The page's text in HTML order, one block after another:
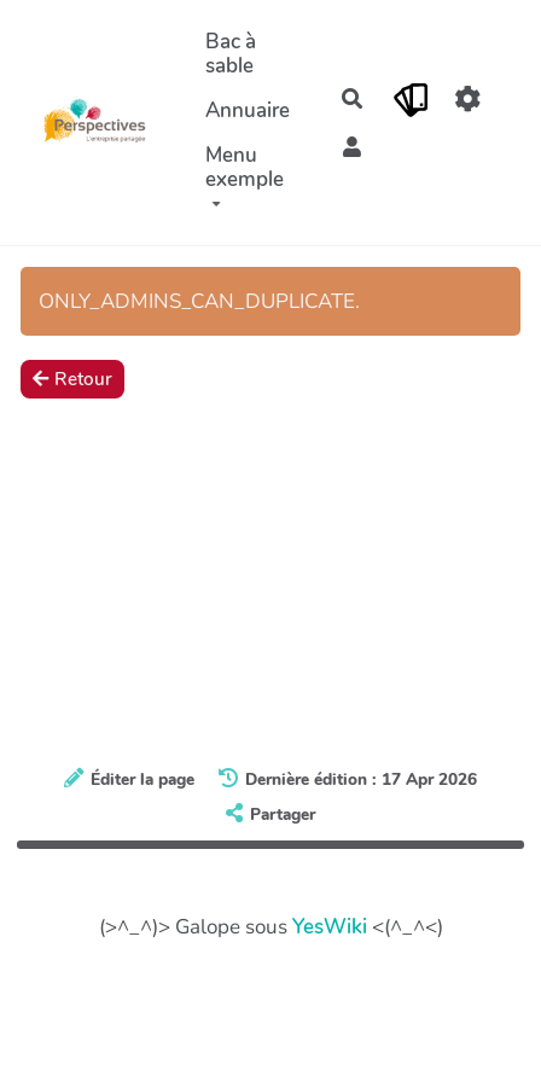
Aller au contenu principal
Bac à
sable
Annuaire
Menu
exemple
Rechercher
ONLY_ADMINS_CAN_DUPLICATE.
Retour
Éditer la page
Dernière édition : 17 Apr 2026
Partager
(>^_^)> Galope sousYesWiki <(^_^<)